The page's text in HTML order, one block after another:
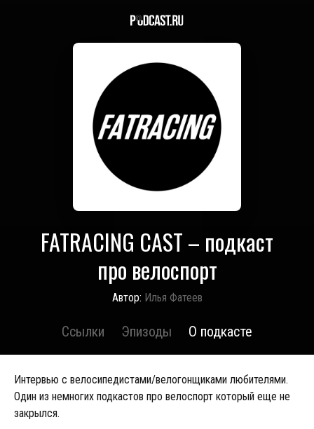
FATRACING CAST – подкаст
про велоспорт
Автор: Илья Фатеев
Ссылки Эпизоды О подкасте
Интервью с велосипедистами/велогонщиками любителями.
Один из немногих подкастов про велоспорт который еще не
закрылся.